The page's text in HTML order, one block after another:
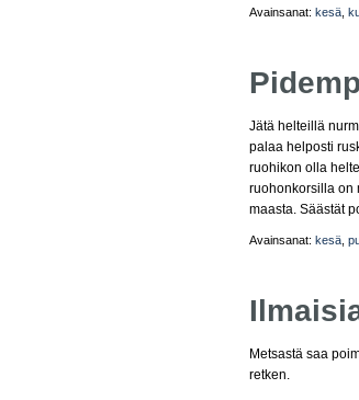
Avainsanat: kesä
Jätä helteillä
palaa helposti
ruohikon olla
ruohonkorsilla on
maasta. Säästät
Avainsanat: kesä
Metsastä saa
retken.